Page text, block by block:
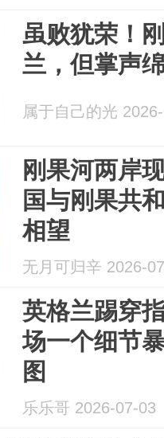
虽败犹荣！
兰，但掌声
属于自己的光
刚果河两岸
国与刚果共
相望
无月可归辛 2026-
英格兰踢穿
场一个细节
图
乐乐哥 2026-07-03